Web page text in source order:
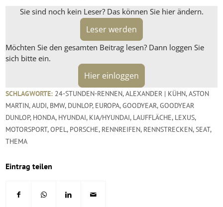
Sie sind noch kein Leser? Das können Sie hier ändern.
Leser werden
Möchten Sie den gesamten Beitrag lesen? Dann loggen Sie
sich bitte ein.
Hier einloggen
SCHLAGWORTE: 24-STUNDEN-RENNEN,ALEXANDER | KÜHN,ASTON
MARTIN,AUDI, BMW, DUNLOP, EUROPA,GOODYEAR,GOODYEAR
DUNLOP, HONDA, HYUNDAI, KIA/HYUNDAI, LAUFFLÄCHE, LEXUS,
MOTORSPORT,OPEL, PORSCHE, RENNREIFEN, RENNSTRECKEN,SEAT,
THEMA
Eintrag teilen